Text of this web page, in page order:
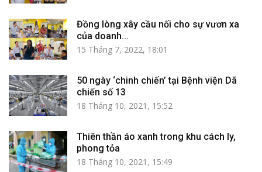
Đồng lòng xây cầu nối cho sự vươn xa
của doanh...
15 Tháng 7, 2022, 18:01
50 ngày ‘chinh chiến’ tại Bệnh viện Dã
chiến số 13
18 Tháng 10, 2021, 15:52
Thiên thần áo xanh trong khu cách ly,
phong tỏa
18 Tháng 10, 2021, 15:49